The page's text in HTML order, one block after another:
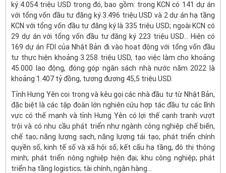
ký 4.054 triệu USD trong đó, bao gồm: trong KCN có 141 dự án
với tổng vốn đầu tư đăng ký 3.496 triệu USD và 2 dự án hạ tầng
KCN với tổng vốn đầu tư đăng ký là 335 triệu USD; ngoài KCN có
29 dự án với tổng vốn đầu tư đăng ký 223 triệu USD... Hiện có
169 dự án FDI của Nhật Bản đi vào hoạt động với tổng vốn đầu
tư thực hiện khoảng 3.258 triệu USD, tạo việc làm cho khoảng
45.000 lao động, đóng góp ngân sách nhà nước năm 2022 là
khoảng 1.407 tỷ đồng, tương đương 45,5 triệu USD.
Tỉnh Hưng Yên coi trọng và kêu gọi các nhà đầu tư từ Nhật Bản,
đặc biệt là các tập đoàn lớn nghiên cứu hợp tác đầu tư các lĩnh
vực có thế mạnh và tỉnh Hưng Yên có lợi thế cạnh tranh vượt
trội và có nhu cầu phát triển như ngành công nghiệp chế biến,
chế tạo; năng lượng sạch, năng lượng tái tạo; phát triển chính
quyền số, kinh tế số và xã hội số; kết cấu hạ tầng, đô thị thông
minh; phát triển nông nghiệp hiện đại; khu công nghiệp; phát
triển hạ tầng logistics; tài chính, ngân hàng...